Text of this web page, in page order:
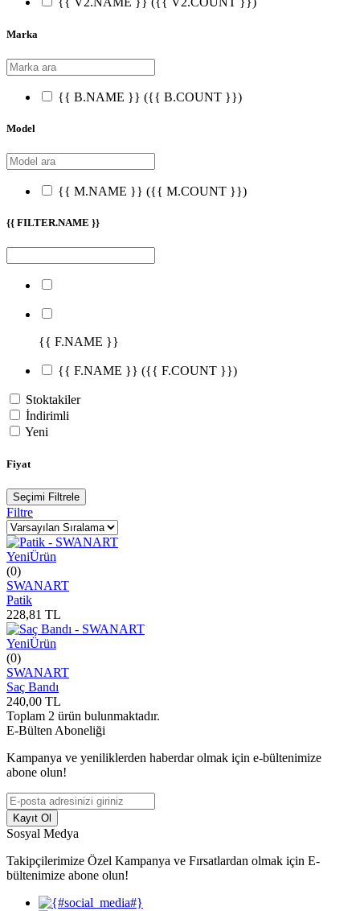
Marka
{{ B.NAME }} ({{ B.COUNT }})
Model
{{ M.NAME }} ({{ M.COUNT }})
{{ FILTER.NAME }}
{{ F.NAME }}
{{ F.NAME }} ({{ F.COUNT }})
Stoktakiler
İndirimli
Yeni
Fiyat
Seçimi Filtrele
Filtre
YeniÜrün
(0)
SWANART
Patik
228,81 TL
YeniÜrün
(0)
SWANART
Saç Bandı
240,00 TL
Toplam 2 ürün bulunmaktadır.
E-Bülten Aboneliği
Kampanya ve yeniliklerden haberdar olmak için e-bültenimize
abone olun!
Kayıt Ol
Sosyal Medya
Takipçilerimize Özel Kampanya ve Fırsatlardan olmak için E-
bültenimize abone olun!